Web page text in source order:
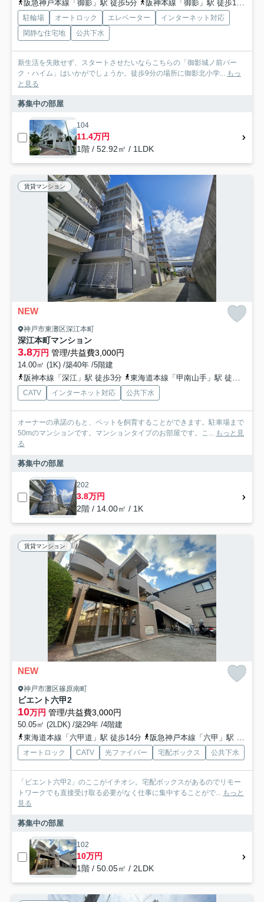
阪急神戸本線「御影」駅 徒歩5分 阪神本線「御影」駅 徒歩13分
駐輪場 オートロック エレベーター
インターネット対応
閑静な住宅地
公共下水
新生活を失敗せず、スタートさせたいならこちらの「御影城ノ前パー
ク・ハイム」はいかがでしょうか。徒歩9分の場所に御影北小学... もっ
と見る
募集中の部屋
104
11.4万円
1階 / 52.92㎡ / 1LDK
賃貸マンション
NEW
神戸市東灘区深江本町
深江本町マンション
3.8万円 管理/共益費3,000円
14.00㎡ (1K) /築40年 /5階建
阪神本線「深江」駅 徒歩3分
東海道本線「甲南山手」駅 徒歩15分
CATV インターネット対応 公共下水
オーナーの承諾のもと、ペットを飼育することができます。駐車場まで
50mのマンションです。マンションタイプのお部屋です。こ... もっと見
る
募集中の部屋
202
3.8万円
2階 / 14.00㎡ / 1K
賃貸マンション
NEW
神戸市灘区篠原南町
ビエント六甲2
10万円 管理/共益費3,000円
50.05㎡ (2LDK) /築29年 /4階建
東海道本線「六甲道」駅 徒歩14分
阪急神戸本線「六甲」駅 徒歩9分
オートロック CATV 光ファイバー 宅配ボックス 公共下水
「ビエント六甲2」のここがイチオシ。宅配ボックスがあるのでリモー
トワークでも直接受け取る必要がなく仕事に集中することがで... もっと
見る
募集中の部屋
102
10万円
1階 / 50.05㎡ / 2LDK